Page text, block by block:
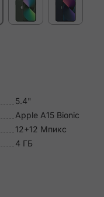
5.4"
Apple A15 Bionic
12+12 Мпикс
4 ГБ